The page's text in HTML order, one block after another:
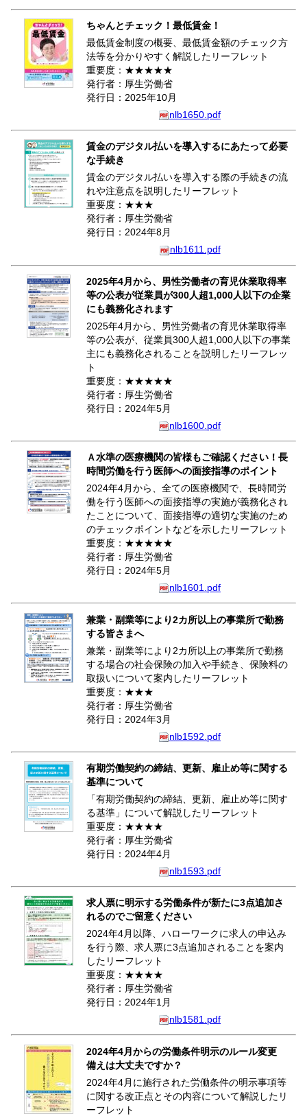
ちゃんとチェック！最低賃金！
最低賃金制度の概要、最低賃金額のチェック方
法等を分かりやすく解説したリーフレット
重要度：★★★★★
発行者：厚生労働省
発行日：2025年10月
nlb1650.pdf
賃金のデジタル払いを導入するにあたって必要
な手続き
賃金のデジタル払いを導入する際の手続きの流
れや注意点を説明したリーフレット
重要度：★★★
発行者：厚生労働省
発行日：2024年8月
nlb1611.pdf
2025年4月から、男性労働者の育児休業取得率
等の公表が従業員が300人超1,000人以下の企業
にも義務化されます
2025年4月から、男性労働者の育児休業取得率
等の公表が、従業員300人超1,000人以下の事業
主にも義務化されることを説明したリーフレッ
ト
重要度：★★★★★
発行者：厚生労働省
発行日：2024年5月
nlb1600.pdf
Ａ水準の医療機関の皆様もご確認ください！長
時間労働を行う医師への面接指導のポイント
2024年4月から、全ての医療機関で、長時間労
働を行う医師への面接指導の実施が義務化され
たことについて、面接指導の適切な実施のため
のチェックポイントなどを示したリーフレット
重要度：★★★★★
発行者：厚生労働省
発行日：2024年5月
nlb1601.pdf
兼業・副業等により2カ所以上の事業所で勤務
する皆さまへ
兼業・副業等により2カ所以上の事業所で勤務
する場合の社会保険の加入や手続き、保険料の
取扱いについて案内したリーフレット
重要度：★★★
発行者：厚生労働省
発行日：2024年3月
nlb1592.pdf
有期労働契約の締結、更新、雇止め等に関する
基準について
「有期労働契約の締結、更新、雇止め等に関す
る基準」について解説したリーフレット
重要度：★★★★
発行者：厚生労働省
発行日：2024年4月
nlb1593.pdf
求人票に明示する労働条件が新たに3点追加さ
れるのでご留意ください
2024年4月以降、ハローワークに求人の申込み
を行う際、求人票に3点追加されることを案内
したリーフレット
重要度：★★★★
発行者：厚生労働省
発行日：2024年1月
nlb1581.pdf
2024年4月からの労働条件明示のルール変更
備えは大丈夫ですか？
2024年4月に施行された労働条件の明示事項等
に関する改正点とその内容について解説したリ
ーフレット